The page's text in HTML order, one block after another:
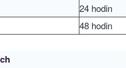
24 hodin
48 hodin